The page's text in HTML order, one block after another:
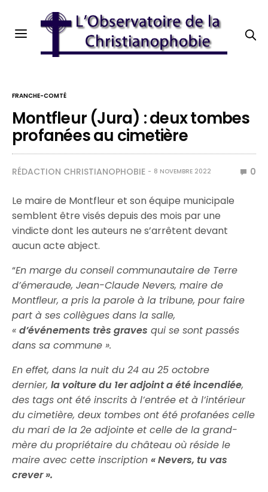
FRANCHE-COMTÉ
Montfleur (Jura) : deux tombes
profanées au cimetière
RÉDACTION CHRISTIANOPHOBIE 8 NOVEMBRE 2022 0
Le maire de Montfleur et son équipe municipale
semblent être visés depuis des mois par une
vindicte dont les auteurs ne s’arrêtent devant
aucun acte abject.
“En marge du conseil communautaire de Terre
d’émeraude, Jean-Claude Nevers, maire de
Montfleur, a pris la parole à la tribune, pour faire
part à ses collègues dans la salle,
«d’événements très graves qui se sont passés
dans sa commune ».
En effet, dans la nuit du 24 au 25 octobre
dernier,la voiture du 1er adjoint a été incendiée,
des tags ont été inscrits à l’entrée et à l’intérieur
du cimetière, deux tombes ont été profanées celle
du mari de la 2e adjointe et celle de la grand-
mère du propriétaire du château où réside le
maire avec cette inscription « Nevers, tu vas
crever ».